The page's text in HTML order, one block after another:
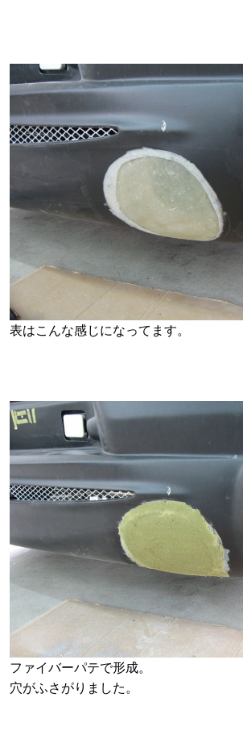
表はこんな感じになってます。
ファイバーパテで形成。
穴がふさがりました。